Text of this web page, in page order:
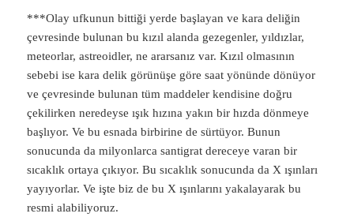
***Olay ufkunun bittiği yerde başlayan ve kara deliğin
çevresinde bulunan bu kızıl alanda gezegenler, yıldızlar,
meteorlar, astreoidler, ne ararsanız var. Kızıl olmasının
sebebi ise kara delik görünüşe göre saat yönünde dönüyor
ve çevresinde bulunan tüm maddeler kendisine doğru
çekilirken neredeyse ışık hızına yakın bir hızda dönmeye
başlıyor. Ve bu esnada birbirine de sürtüyor. Bunun
sonucunda da milyonlarca santigrat dereceye varan bir
sıcaklık ortaya çıkıyor. Bu sıcaklık sonucunda da X ışınları
yayıyorlar. Ve işte biz de bu X ışınlarını yakalayarak bu
resmi alabiliyoruz.